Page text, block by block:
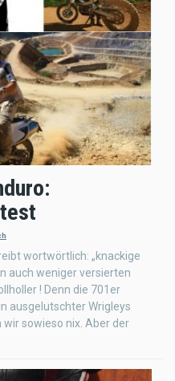
wortwörtlich: „knackige
auch weniger versierten
! Denn die 701er
ausgelutschter Wrigleys
sowieso nix. Aber der